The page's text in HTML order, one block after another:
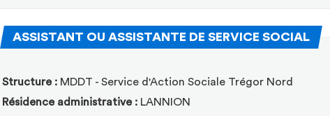
ASSISTANT OU ASSISTANTE DE SERVICE SOCIAL
Structure : MDDT - Service d'Action Sociale Trégor Nord
Résidence administrative : LANNION